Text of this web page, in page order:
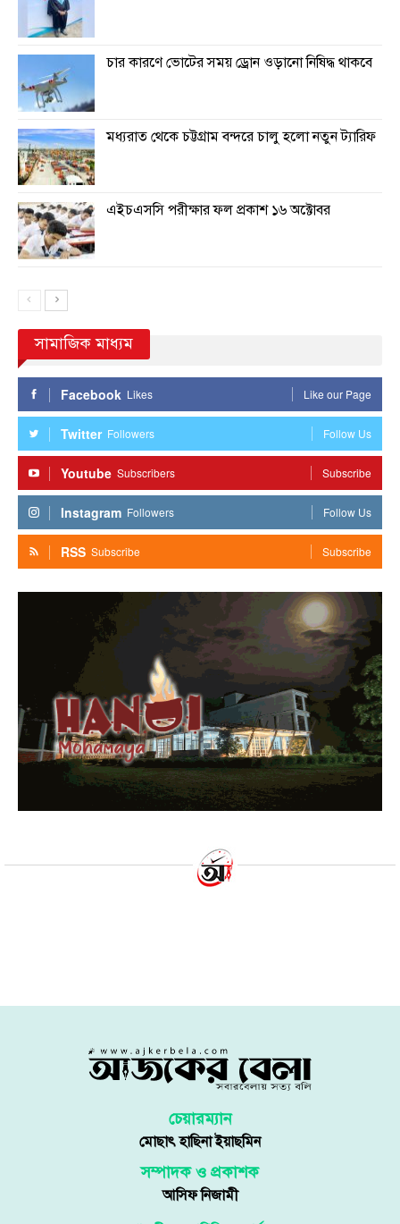
চার কারণে ভোটের সময় ড্রোন ওড়ানো নিষিদ্ধ থাকবে
মধ্যরাত থেকে চট্টগ্রাম বন্দরে চালু হলো নতুন ট্যারিফ
এইচএসসি পরীক্ষার ফল প্রকাশ ১৬ অক্টোবর
সামাজিক মাধ্যম
Facebook Likes Like our Page
Twitter Followers Follow Us
Youtube Subscribers Subscribe
Instagram Followers Follow Us
RSS Subscribe Subscribe
চেয়ারম্যান
মোছাৎ হাছিনা ইয়াছমিন
সম্পাদক ও প্রকাশক
আসিফ নিজামী